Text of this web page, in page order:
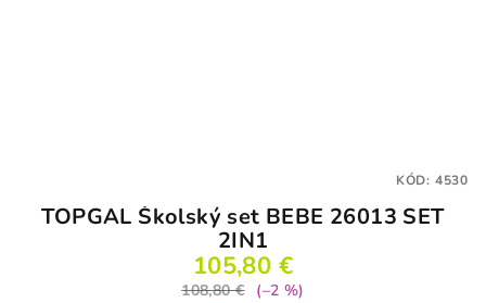
TOPGAL Školský set BEBE 26013 SET
2IN1
105,80 €
108,80 €
(–2 %)
KÓD: 4530